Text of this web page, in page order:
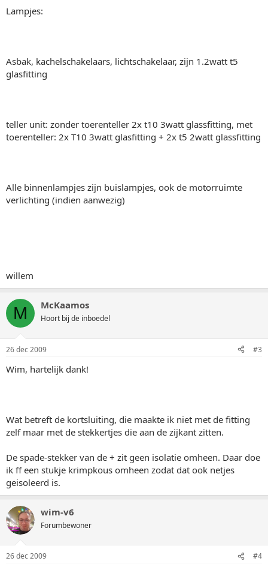
Lampjes:
Asbak, kachelschakelaars, lichtschakelaar, zijn 1.2watt t5
glasfitting
teller unit: zonder toerenteller 2x t10 3watt glassfitting, met
toerenteller: 2x T10 3watt glasfitting + 2x t5 2watt glassfitting
Alle binnenlampjes zijn buislampjes, ook de motorruimte
verlichting (indien aanwezig)
willem
M McKaamos
Hoort bij de inboedel
26 dec 2009 #3
Wim, hartelijk dank!
Wat betreft de kortsluiting, die maakte ik niet met de fitting
zelf maar met de stekkertjes die aan de zijkant zitten.
De spade-stekker van de + zit geen isolatie omheen. Daar doe
ik ff een stukje krimpkous omheen zodat dat ook netjes
geisoleerd is.
wim-v6
Forumbewoner
26 dec 2009 #4